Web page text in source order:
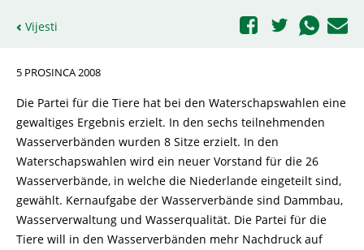
Vijesti
5 PROSINCA 2008
Die Partei für die Tiere hat bei den Waterschapswahlen eine
gewaltiges Ergebnis erzielt. In den sechs teilnehmenden
Wasserverbänden wurden 8 Sitze erzielt. In den
Waterschapswahlen wird ein neuer Vorstand für die 26
Wasserverbände, in welche die Niederlande eingeteilt sind,
gewählt. Kernaufgabe der Wasserverbände sind Dammbau,
Wasserverwaltung und Wasserqualität. Die Partei für die
Tiere will in den Wasserverbänden mehr Nachdruck auf